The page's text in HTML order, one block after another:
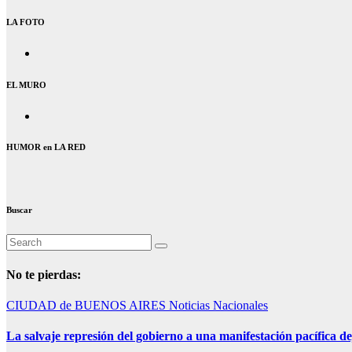
LA FOTO
EL MURO
HUMOR en LA RED
Buscar
No te pierdas:
CIUDAD de BUENOS AIRES Noticias Nacionales
La salvaje represión del gobierno a una manifestación pacífica